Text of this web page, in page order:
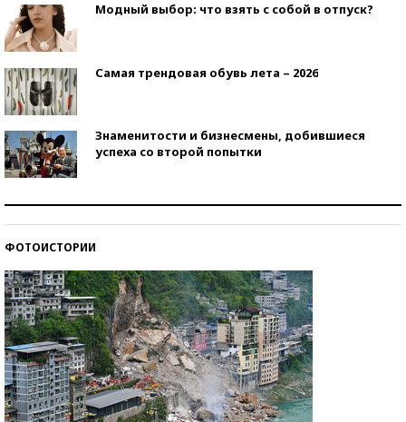
Модный выбор: что взять с собой в отпуск?
Самая трендовая обувь лета – 2026
Знаменитости и бизнесмены, добившиеся
успеха со второй попытки
ФОТОИСТОРИИ